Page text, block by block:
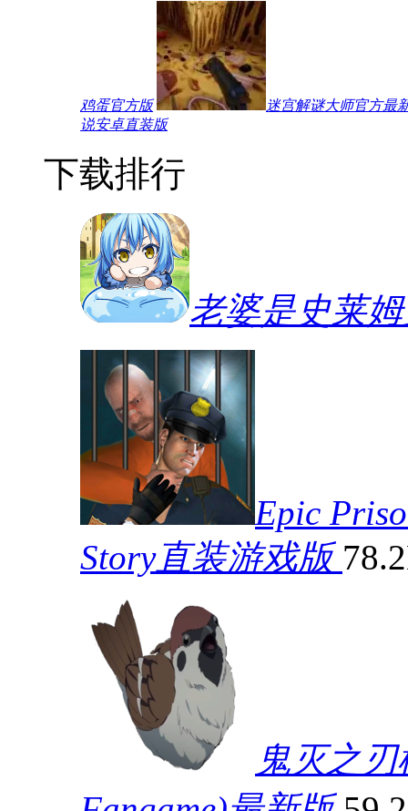
鸡蛋官方版
迷宫解谜大师官方最
说安卓直装版
下载排行
老婆是史莱
Epic
Story直装游戏版
鬼灭之刃